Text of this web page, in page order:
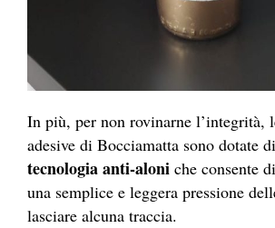
In più, per non rovinarne l’integrità,
adesive di Bocciamatta sono dotate di
tecnologia anti-aloni che consente
una semplice e leggera pressione
lasciare alcuna traccia.